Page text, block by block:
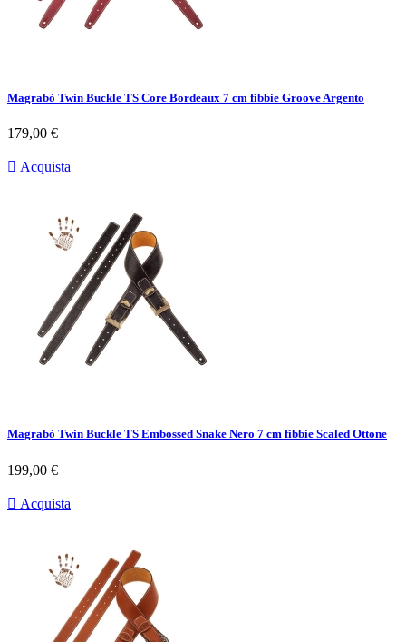
Magrabò Twin Buckle TS Core Bordeaux 7 cm fibbie Groove Argento
Prezzo
179,00 €
 Acquista
Magrabò Twin Buckle TS Embossed Snake Nero 7 cm fibbie Scaled Ottone
Prezzo
199,00 €
 Acquista